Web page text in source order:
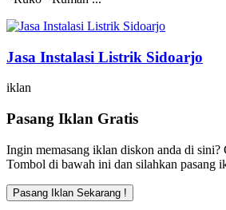
Jasa Instalasi Listrik Sidoarjo
iklan
Pasang Iklan Gratis
Ingin memasang iklan diskon anda di
Tombol di bawah ini dan silahkan pasang